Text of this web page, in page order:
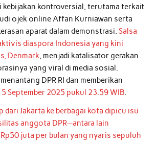
kebijakan kontroversial, terutama terkait
ojek online Affan Kurniawan serta
aparat dalam demonstrasi. Salsa
diaspora Indonesia yang kini
Denmark, menjadi katalisator gerakan
yang viral di media sosial.
DPR RI dan memberikan
5 September 2025 pukul 23.59 WIB.
dari Jakarta ke berbagai kota dipicu isu
anggota DPR—antara lain
juta per bulan yang nyaris sepuluh